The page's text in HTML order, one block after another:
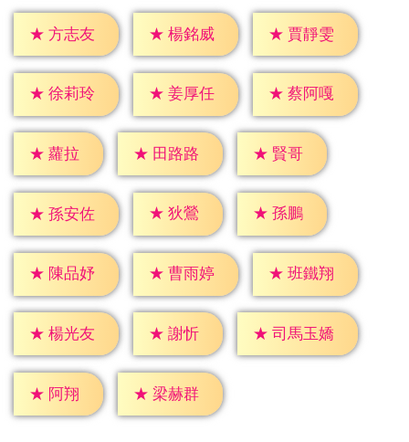
★ 方志友 ★ 楊銘威 ★ 賈靜雯
★ 徐莉玲 ★ 姜厚任 ★ 蔡阿嘎
★ 蘿拉 ★ 田路路 ★ 賢哥
★ 孫安佐 ★ 狄鶯 ★ 孫鵬
★ 陳品妤 ★ 曹雨婷 ★ 班鐵翔
★ 楊光友 ★ 謝忻 ★ 司馬玉嬌
★ 阿翔 ★ 梁赫群